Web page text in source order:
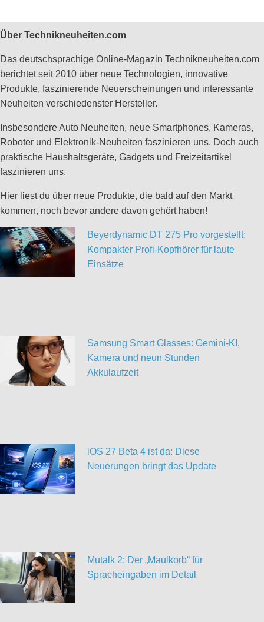
Über Technikneuheiten.com
Das deutschsprachige Online-Magazin Technikneuheiten.com
berichtet seit 2010 über neue Technologien, innovative
Produkte, faszinierende Neuerscheinungen und interessante
Neuheiten verschiedenster Hersteller.
Insbesondere Auto Neuheiten, neue Smartphones, Kameras,
Roboter und Elektronik-Neuheiten faszinieren uns. Doch auch
praktische Haushaltsgeräte, Gadgets und Freizeitartikel
faszinieren uns.
Hier liest du über neue Produkte, die bald auf den Markt
kommen, noch bevor andere davon gehört haben!
Beyerdynamic DT 275 Pro vorgestellt:
Kompakter Profi-Kopfhörer für laute
Einsätze
Samsung Smart Glasses: Gemini-KI,
Kamera und neun Stunden
Akkulaufzeit
iOS 27 Beta 4 ist da: Diese
Neuerungen bringt das Update
Mutalk 2: Der „Maulkorb“ für
Spracheingaben im Detail